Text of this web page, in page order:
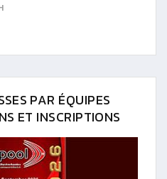
PAR ÉQUIPES
ET INSCRIPTIONS